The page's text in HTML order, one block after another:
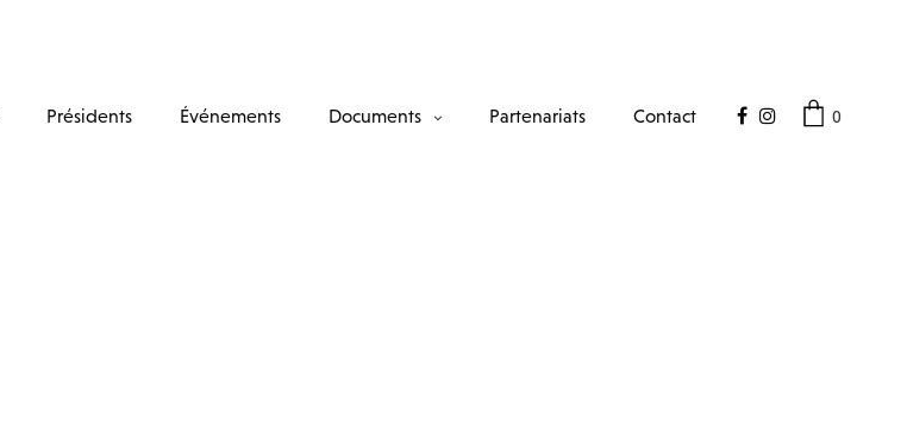
Présidents Événements Documents Partenariats Contact 0